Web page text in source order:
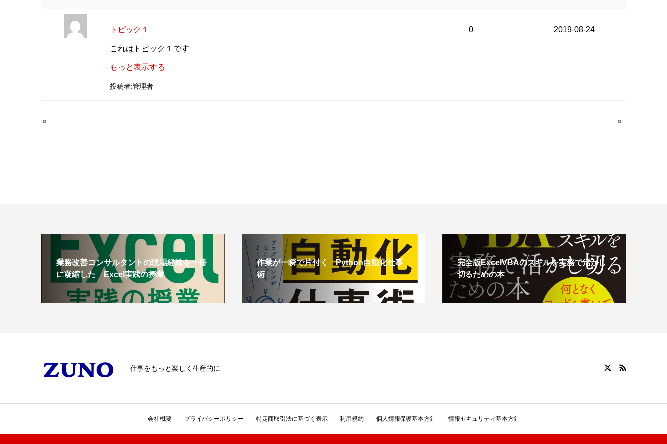
トピック１
これはトピック１です
もっと表示する
投稿者:管理者
0 2019-08-24
業務改善コンサルタントの現場経験を一冊
に凝縮した Excel実践の授業
作業が一瞬で片付く Python自動化仕事
術
完全版ExcelVBAのスキルを実務で活かし
切るための本
仕事をもっと楽しく生産的に
会社概要 プライバシーポリシー 特定商取引法に基づく表示 利用規約 個人情報保護基本方針 情報セキュリティ基本方針